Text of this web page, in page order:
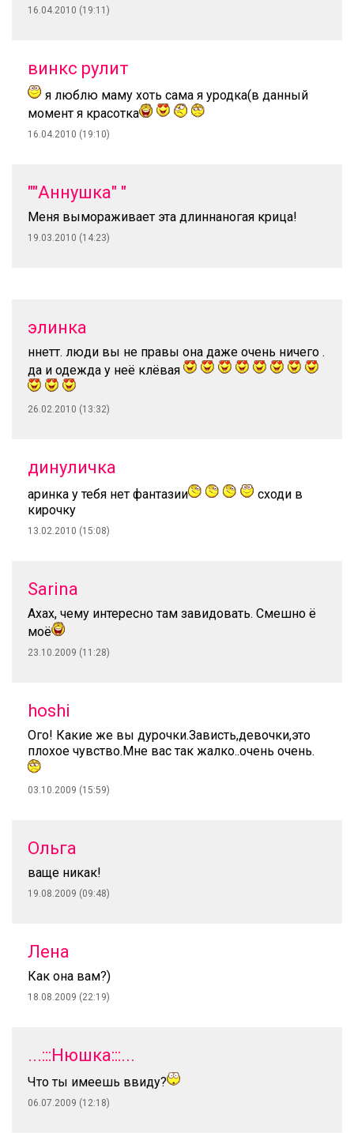
16.04.2010 (19:11)
винкс рулит
я люблю маму хоть сама я уродка(в данный
момент я красотка
16.04.2010 (19:10)
""Аннушка" "
Меня вымораживает эта длиннаногая крица!
19.03.2010 (14:23)
элинка
ннетт. люди вы не правы она даже очень ничего .
да и одежда у неё клёвая
26.02.2010 (13:32)
динуличка
аринка у тебя нет фантазии
сходи в
кирочку
13.02.2010 (15:08)
Sarina
Ахах, чему интересно там завидовать. Смешно ё
моё
23.10.2009 (11:28)
hoshi
Ого! Какие же вы дурочки.Зависть,девочки,это
плохое чувство.Мне вас так жалко..очень очень.
03.10.2009 (15:59)
Ольга
ваще никак!
19.08.2009 (09:48)
Лена
Как она вам?)
18.08.2009 (22:19)
...:::Нюшка:::...
Что ты имеешь ввиду?
06.07.2009 (12:18)